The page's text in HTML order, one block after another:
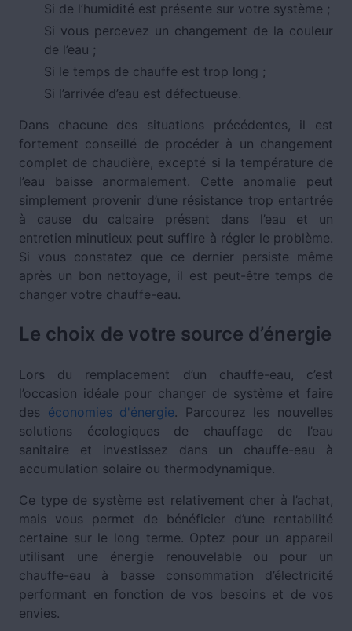
Si de l’humidité est présente sur votre système ;
Si vous percevez un changement de la couleur
de l’eau ;
Si le temps de chauffe est trop long ;
Si l’arrivée d’eau est défectueuse.
Dans chacune des situations précédentes, il est
fortement conseillé de procéder à un changement
complet de chaudière, excepté si la température de
l’eau baisse anormalement. Cette anomalie peut
simplement provenir d’une résistance trop entartrée
à cause du calcaire présent dans l’eau et un
entretien minutieux peut suffire à régler le problème.
Si vous constatez que ce dernier persiste même
après un bon nettoyage, il est peut-être temps de
changer votre chauffe-eau.
Le choix de votre source d’énergie
Lors du remplacement d’un chauffe-eau, c’est
l’occasion idéale pour changer de système et faire
des économies d'énergie. Parcourez les nouvelles
solutions écologiques de chauffage de l’eau
sanitaire et investissez dans un chauffe-eau à
accumulation solaire ou thermodynamique.
Ce type de système est relativement cher à l’achat,
mais vous permet de bénéficier d’une rentabilité
certaine sur le long terme. Optez pour un appareil
utilisant une énergie renouvelable ou pour un
chauffe-eau à basse consommation d’électricité
performant en fonction de vos besoins et de vos
envies.